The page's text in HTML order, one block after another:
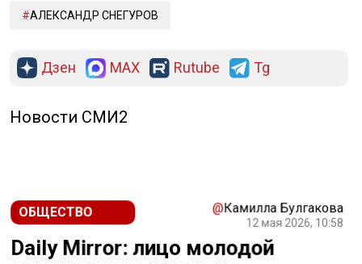
ОБЩЕСТВО Камилла Булгакова
12 мая 2026, 10:58